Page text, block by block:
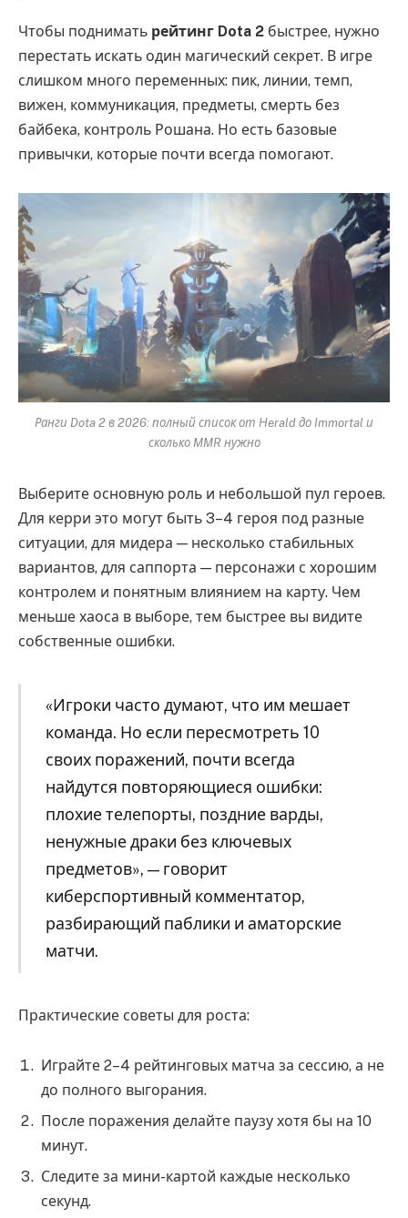
Чтобы поднимать рейтинг Dota 2 быстрее, нужно
перестать искать один магический секрет. В игре
слишком много переменных: пик, линии, темп,
вижен, коммуникация, предметы, смерть без
байбека, контроль Рошана. Но есть базовые
привычки, которые почти всегда помогают.
Ранги Dota 2 в 2026: полный список от Herald до Immortal и
сколько MMR нужно
Выберите основную роль и небольшой пул героев.
Для керри это могут быть 3–4 героя под разные
ситуации, для мидера — несколько стабильных
вариантов, для саппорта — персонажи с хорошим
контролем и понятным влиянием на карту. Чем
меньше хаоса в выборе, тем быстрее вы видите
собственные ошибки.
«Игроки часто думают, что им мешает
команда. Но если пересмотреть 10
своих поражений, почти всегда
найдутся повторяющиеся ошибки:
плохие телепорты, поздние варды,
ненужные драки без ключевых
предметов», — говорит
киберспортивный комментатор,
разбирающий паблики и аматорские
матчи.
Практические советы для роста:
Играйте 2–4 рейтинговых матча за сессию, а не
до полного выгорания.
После поражения делайте паузу хотя бы на 10
минут.
Следите за мини-картой каждые несколько
секунд.